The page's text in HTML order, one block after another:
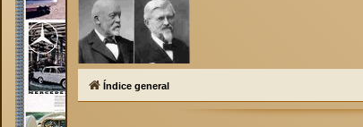
Índice general